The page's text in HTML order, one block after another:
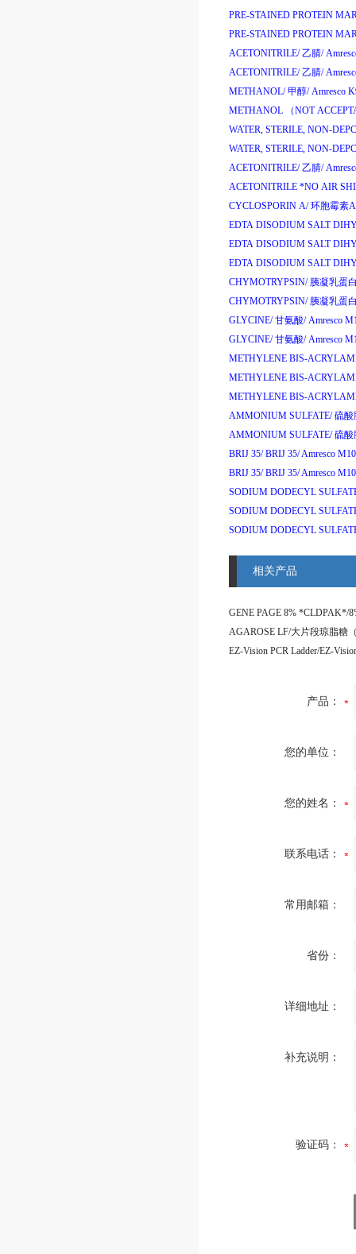
PRE-STAINED PROTEIN
PRE-STAINED PROTEIN
ACETONITRILE/ 乙腈/
ACETONITRILE/ 乙腈/
METHANOL/ 甲醇/ Amresco
METHANOL （NOT
WATER, STERILE, NON-
WATER, STERILE, NON-
ACETONITRILE/ 乙腈/
ACETONITRILE *NO AIR
CYCLOSPORIN A/ 环胞霉素
EDTA DISODIUM SALT
EDTA DISODIUM SALT
EDTA DISODIUM SALT
CHYMOTRYPSIN/ 胰凝乳蛋
CHYMOTRYPSIN/ 胰凝乳蛋
GLYCINE/ 甘氨酸/ Amresco
GLYCINE/ 甘氨酸/ Amresco
METHYLENE BIS-
METHYLENE BIS-
METHYLENE BIS-
AMMONIUM SULFATE/ 硫酸
AMMONIUM SULFATE/ 硫酸
BRIJ 35/ BRIJ 35/Amresco
BRIJ 35/ BRIJ 35/Amresco
SODIUM DODECYL
SODIUM DODECYL
SODIUM DODECYL
相关产品
产品：
您的单位：
您的姓名：
联系电话：
常用邮箱：
省份：
详细地址：
补充说明：
验证码：